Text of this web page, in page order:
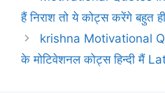
हैं निराश तो ये कोट्स करेंगे बहुत
krishna Motivational
के मोटिवेशनल कोट्स हिन्दी मैं